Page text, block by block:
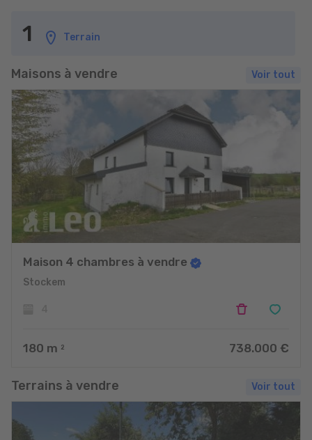
1 Terrain
Maisons à vendre Voir tout
Maison 4 chambres à vendre
Stockem
180 m 2 738.000 €
Terrains à vendre Voir tout